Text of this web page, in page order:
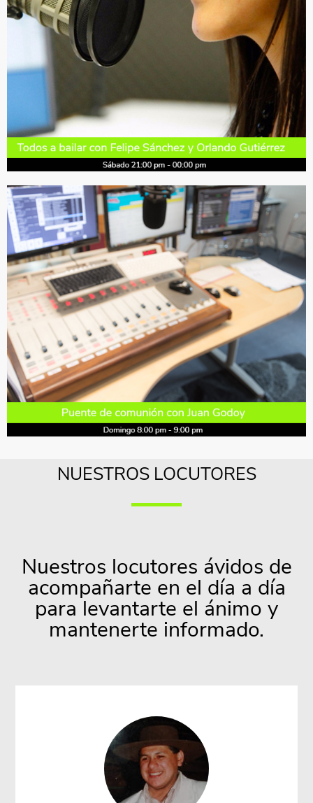
NUESTROS LOCUTORES
Nuestros locutores ávidos de
acompañarte en el día a día
para levantarte el ánimo y
mantenerte informado.